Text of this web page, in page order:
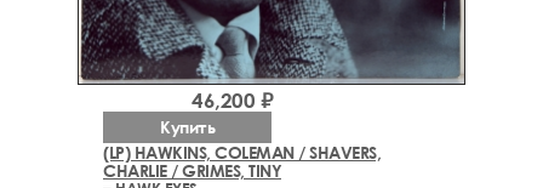
(LP) HAWKINS, COLEMAN / SHAVERS,
CHARLIE / GRIMES, TINY
46,200 ₽
Купить